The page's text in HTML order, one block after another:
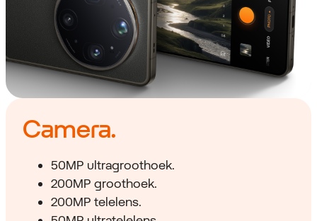
Camera.
50MP ultragroothoek.
200MP groothoek.
200MP telelens.